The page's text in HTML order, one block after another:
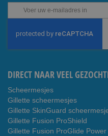
Abonneer
u
onze
nieuwsbrief
DIRECT NAAR VEEL
Scheermesjes
Gillette scheermesjes
Gillette SkinGuard
Gillette Fusion ProShield
Gillette Fusion ProGlide Power